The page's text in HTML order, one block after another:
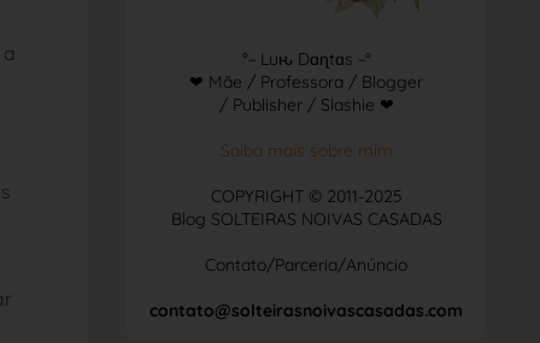
°~ Luԋ Dɑɳtɑs ~°
❤ Mãe / Professora / Blogger
/ Publisher / Slashie ❤
Saiba mais sobre mim
COPYRIGHT © 2011-2025
Blog SOLTEIRAS NOIVAS CASADAS
Contato/Parceria/Anúncio
contato@solteirasnoivascasadas.com